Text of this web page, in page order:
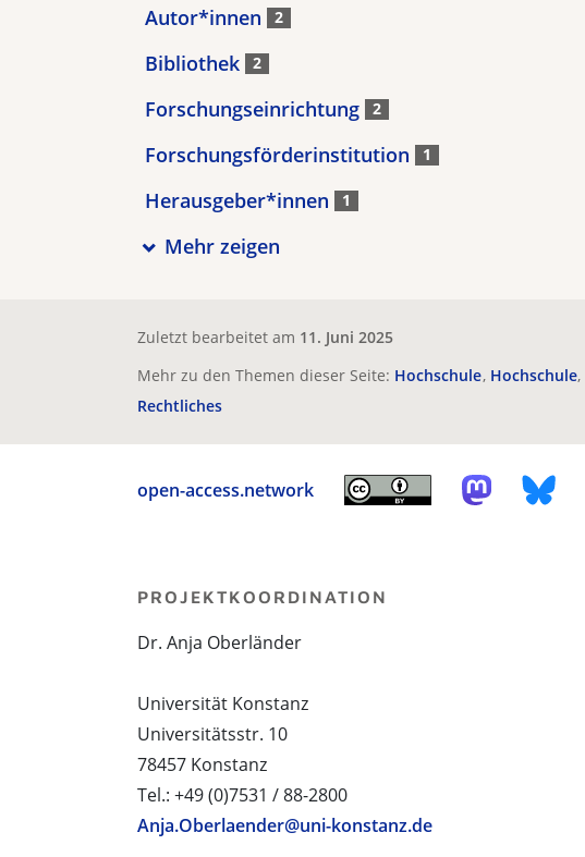
Autor*innen 2
Bibliothek 2
Forschungseinrichtung 2
Forschungsförderinstitution 1
Herausgeber*innen 1
Mehr zeigen
Zuletzt bearbeitet am 11. Juni 2025
Mehr zu den Themen dieser Seite: Hochschule Hochschule
Rechtliches
open-access.network
PROJEKTKOORDINATION
Dr. Anja Oberländer
Universität Konstanz
Universitätsstr. 10
78457 Konstanz
Tel.: +49 (0)7531 / 88-2800
Anja.Oberlaender@uni-konstanz.de